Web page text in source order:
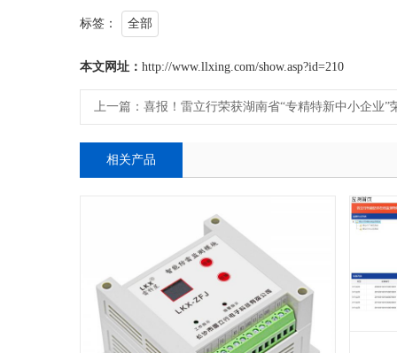
标签： 全部
本文网址： http://www.llxing.com/show.asp?id=210
上一篇： 喜报！雷立行荣获湖南省“专精特新中小企业”
相关产品